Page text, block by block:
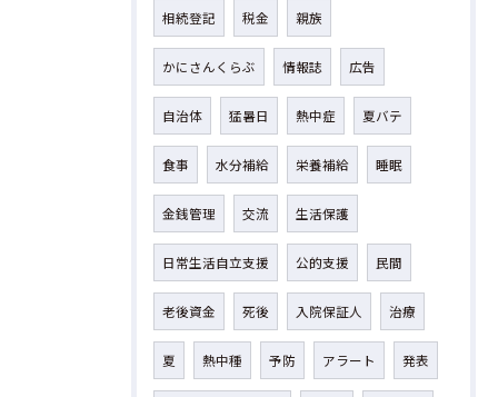
相続登記 税金 親族
かにさんくらぶ 情報誌 広告
自治体 猛暑日 熱中症 夏バテ
食事 水分補給 栄養補給 睡眠
金銭管理 交流 生活保護
日常生活自立支援 公的支援 民間
老後資金 死後 入院保証人 治療
夏 熱中種 予防 アラート 発表